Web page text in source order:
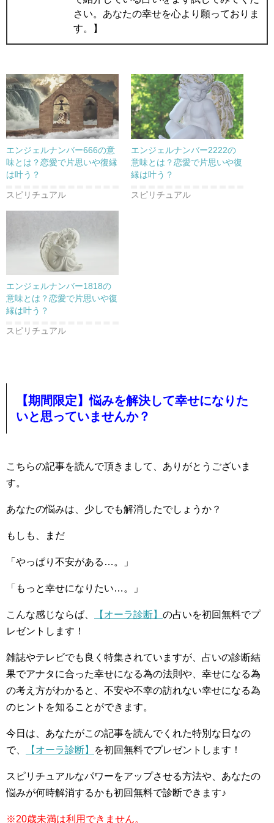
さい。あなたの幸せを心より願っておりま
す。】
エンジェルナンバー666の意
味とは？恋愛で片思いや復縁
は叶う？
スピリチュアル
エンジェルナンバー2222の
意味とは？恋愛で片思いや復
縁は叶う？
スピリチュアル
エンジェルナンバー1818の
意味とは？恋愛で片思いや復
縁は叶う？
スピリチュアル
【期間限定】悩みを解決して幸せになりた
いと思っていませんか？
こちらの記事を読んで頂きまして、ありがとうございま
す。
あなたの悩みは、少しでも解消したでしょうか？
もしも、まだ
「やっぱり不安がある…。」
「もっと幸せになりたい…。」
こんな感じならば、 【オーラ診断】 の占いを初回無料でプ
レゼントします！
雑誌やテレビでも良く特集されていますが、占いの診断結
果でアナタに合った幸せになる為の法則や、幸せになる為
の考え方がわかると、不安や不幸の訪れない幸せになる為
のヒントを知ることができます。
今日は、あなたがこの記事を読んでくれた特別な日なの
で、
【オーラ診断】 を初回無料でプレゼントします！
スピリチュアルなパワーをアップさせる方法や、あなたの
悩みが何時解消するかも初回無料で診断できます♪
※20歳未満は利用できません。